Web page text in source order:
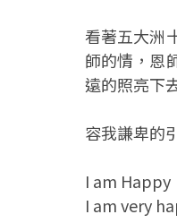
看著五大洲
師的情，恩
遠的照亮下
容我謙卑的
I am Happy
I am very